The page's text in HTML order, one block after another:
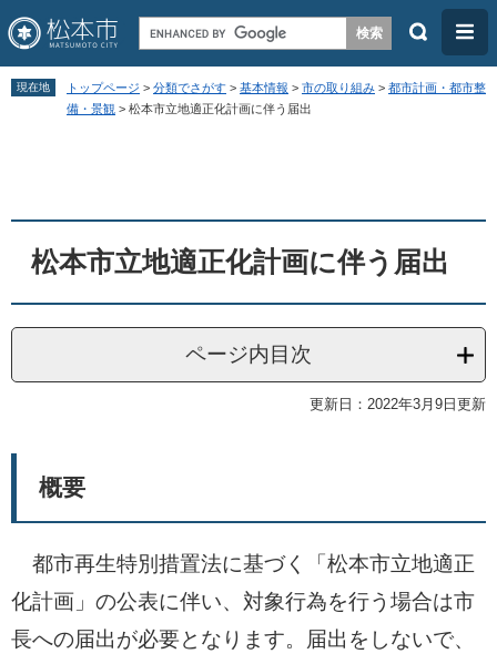
ペ
す
。
メ
し
て
検
メ
ニ
ュ
現在地 トップページ > 分類でさがす > 基本情報 > 市の取り組み > 都市計画・都市整
備・景観 > 松本市立地適正化計画に伴う届出
松本市立地適正化計画に伴う届出
ページ内目次
更新日：2022年3月9日更新
概要
都市再生特別措置法に基づく「松本市立地適正
化計画」の公表に伴い、対象行為を行う場合は市
長への届出が必要となります。届出をしないで、